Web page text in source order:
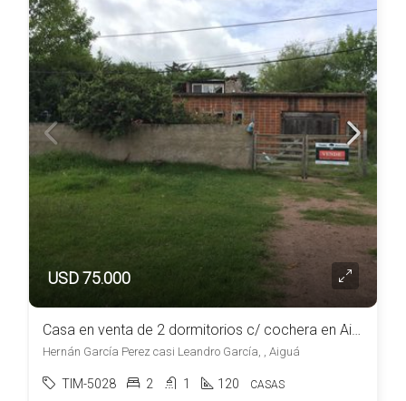
USD 75.000
Casa en venta de 2 dormitorios c/ cochera en Aiguá
Hernán García Perez casi Leandro García, , Aiguá
TIM-5028 2 1 120 CASAS